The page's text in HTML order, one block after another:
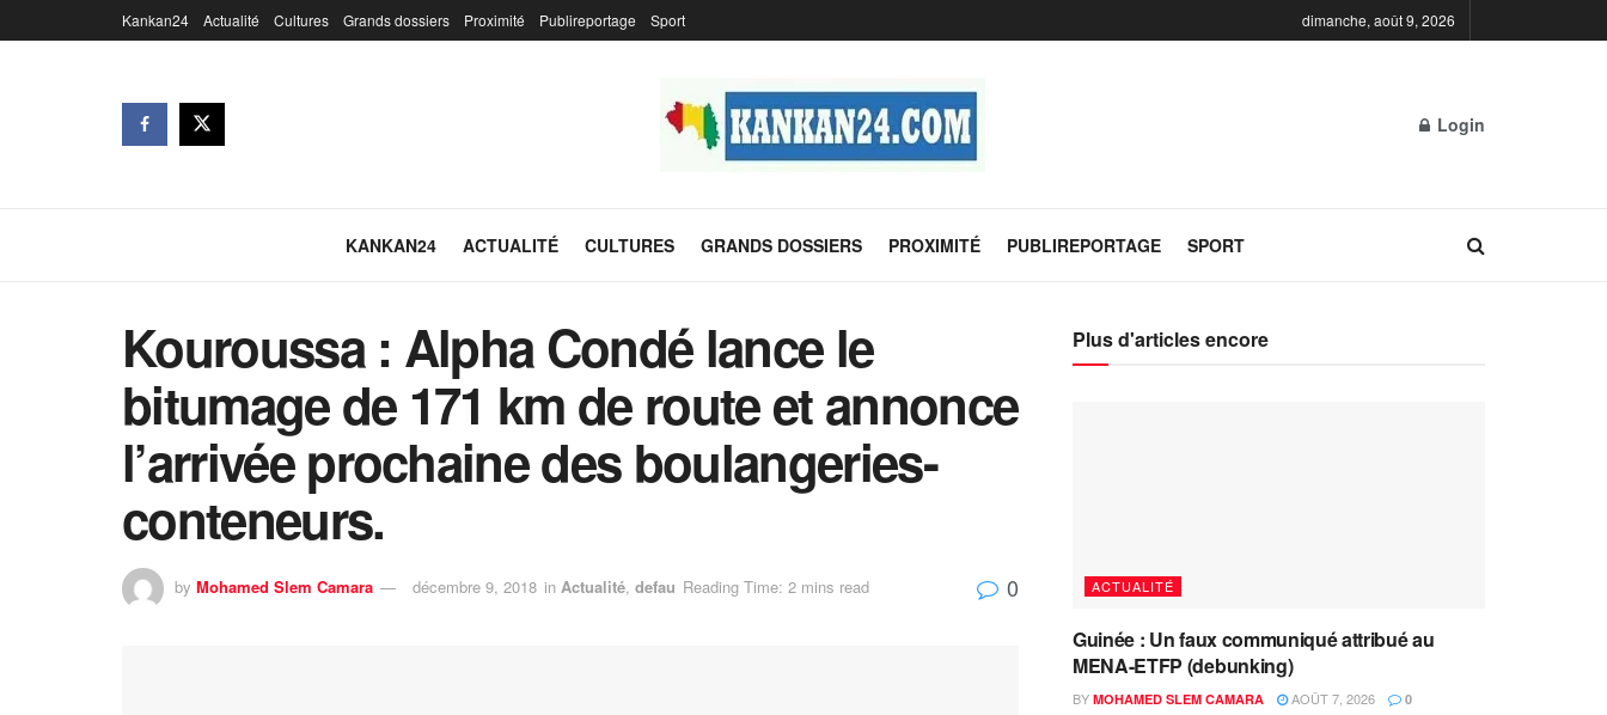
Kankan24 Actualité Cultures Grands dossiers Proximité Publireportage Sport dimanche, août 9, 2026
Login
KANKAN24 ACTUALITÉ CULTURES GRANDS DOSSIERS PROXIMITÉ PUBLIREPORTAGE SPORT
Kouroussa : Alpha Condé lance le
bitumage de 171 km de route et annonce
l’arrivée prochaine des boulangeries-
conteneurs.
by Mohamed Slem Camara décembre 9, 2018 in Actualité, defau Reading Time: 2 mins read 0
Plus d'articles encore
ACTUALITÉ
Guinée : Un faux communiqué attribué au
MENA-ETFP (debunking)
BY MOHAMED SLEM CAMARA AOÛT 7, 2026 0